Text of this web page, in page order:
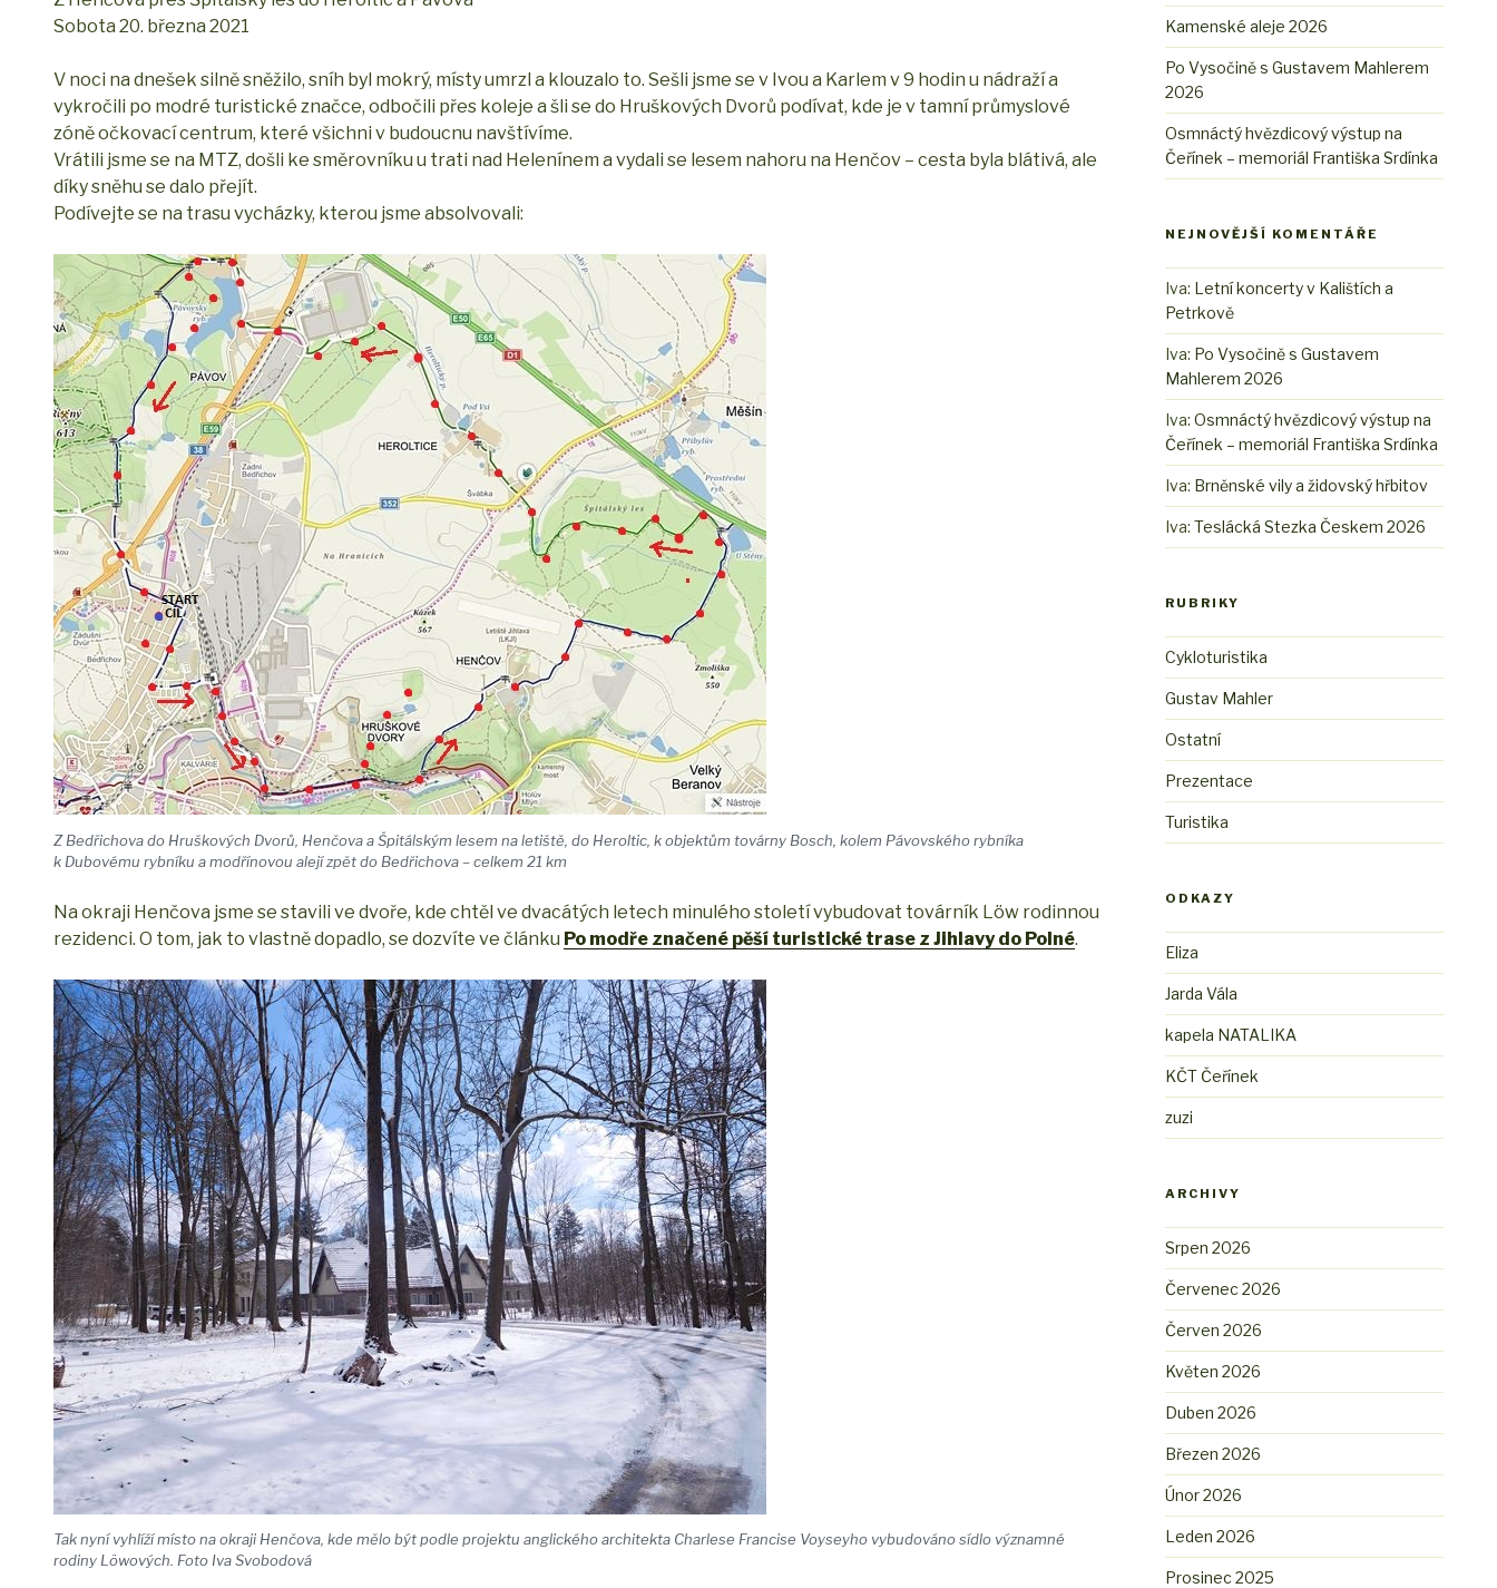
Sobota 20. března 2021
V noci na dnešek silně sněžilo, sníh byl mokrý, místy umrzl a klouzalo to. Sešli jsme se v Ivou a Karlem v 9 hodin u nádraží a
vykročili po modré turistické značce, odbočili přes koleje a šli se do Hruškových Dvorů podívat, kde je v tamní průmyslové
zóně očkovací centrum, které všichni v budoucnu navštívíme.
Vrátili jsme se na MTZ, došli ke směrovníku u trati nad Helenínem a vydali se lesem nahoru na Henčov – cesta byla blátivá, ale
díky sněhu se dalo přejít.
Podívejte se na trasu vycházky, kterou jsme absolvovali:
Z Bedřichova do Hruškových Dvorů, Henčova a Špitálským lesem na letiště, do Heroltic, k objektům továrny Bosch, kolem Pávovského rybníka
k Dubovému rybníku a modřínovou alejí zpět do Bedřichova – celkem 21 km
Na okraji Henčova jsme se stavili ve dvoře, kde chtěl ve dvacátých letech minulého století vybudovat továrník Löw rodinnou
rezidenci. O tom, jak to vlastně dopadlo, se dozvíte ve článku Po modře značené pěší turistické trase z Jihlavy do Polné.
Tak nyní vyhlíží místo na okraji Henčova, kde mělo být podle projektu anglického architekta Charlese Francise Voyseyho vybudováno sídlo významné
rodiny Löwových. Foto Iva Svobodová
Kamenské aleje 2026
Po Vysočině s Gustavem Mahlerem
2026
Osmnáctý hvězdicový výstup na
Čeřínek – memoriál Františka Srdínka
NEJNOVĚJŠÍ KOMENTÁŘE
Iva: Letní koncerty v Kalištích a
Petrkově
Iva: Po Vysočině s Gustavem
Mahlerem 2026
Iva:Osmnáctý hvězdicový výstup na
Čeřínek – memoriál Františka Srdínka
Iva: Brněnské vily a židovský hřbitov
Iva:Teslácká Stezka Českem 2026
RUBRIKY
Cykloturistika
Gustav Mahler
Ostatní
Prezentace
Turistika
ODKAZY
Eliza
Jarda Vála
kapela NATALIKA
KČT Čeřínek
zuzi
ARCHIVY
Srpen 2026
Červenec 2026
Červen 2026
Květen 2026
Duben 2026
Březen 2026
Únor 2026
Leden 2026
Prosinec 2025